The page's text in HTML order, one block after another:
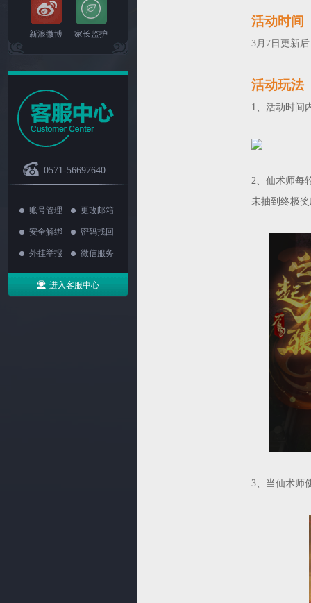
新浪微博 家长监护
0571-56697640
账号管理 更改邮箱
安全解绑 密码找回
外挂举报 微信服务
进入客服中心
活动时间
3月7日更新
活动玩法
1、活动时间
2、仙术师每
未抽到终极
3、当仙术师